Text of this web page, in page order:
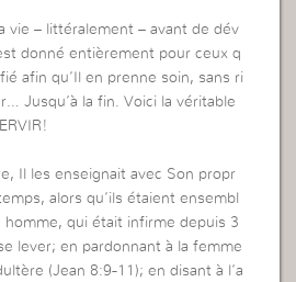
vie – littéralement – avant de dév
donné entièrement pour ceux q
afin qu’Il en prenne soin, sans ri
Jusqu’à la fin. Voici la véritable
Il les enseignait avec Son propr
alors qu’ils étaient ensembl
homme, qui était infirme depuis 3
lever; en pardonnant à la femme
(Jean 8:9-11); en disant à l’a